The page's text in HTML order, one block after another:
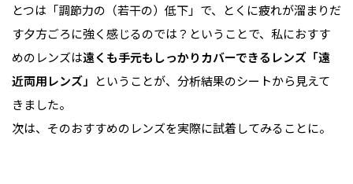
とつは「調節力の（若干の）低下」で、とくに疲れが溜まりだ
す夕方ごろに強く感じるのでは？ということで、私におすす
めのレンズは遠くも手元もしっかりカバーできるレンズ「遠
近両用レンズ」 ということが、分析結果のシートから見えて
きました。
次は、そのおすすめのレンズを実際に試着してみることに。